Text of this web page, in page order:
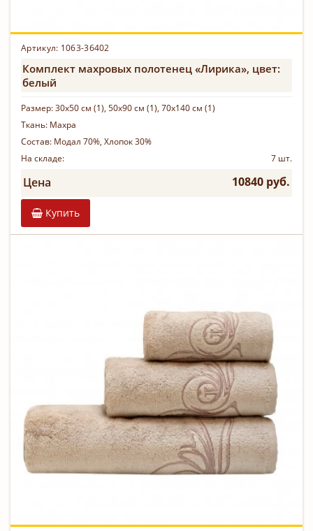
Артикул: 1063-36402
Комплект махровых полотенец «Лирика», цвет:
белый
Размер:30х50 см (1), 50х90 см (1), 70х140 см (1)
Ткань: Махра
Состав: Модал 70%, Хлопок 30%
На складе:
7 шт.
Цена 10840 руб.
Купить